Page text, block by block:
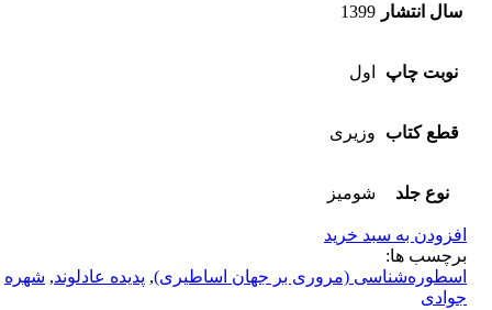
سال انتشار 1399
نوبت چاپ اول
قطع کتاب وزیری
نوع جلد شومیز
افزودن به سبد خرید
برچسب ها:
اسطوره‌شناسی (مروری بر جهان اساطیری), پدیده عادلوند, شهره
جوادی